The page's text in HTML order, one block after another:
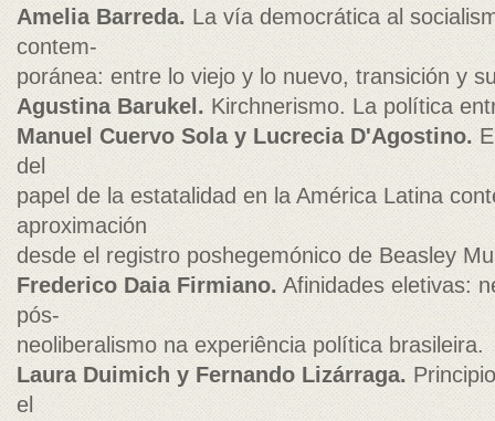
Amelia Barreda.La vía democrática al
contem-
poránea: entre lo viejo y lo nuevo, transición y
Agustina Barukel.Kirchnerismo. La política
Manuel Cuervo Sola y Lucrecia D'Agostino.
del
papel de la estatalidad en la América Latina
aproximación
desde el registro poshegemónico de Beasley
Frederico Daia Firmiano. Afinidades eletivas:
pós-
neoliberalismo na experiência política brasileira.
Laura Duimich y Fernando Lizárraga.
el